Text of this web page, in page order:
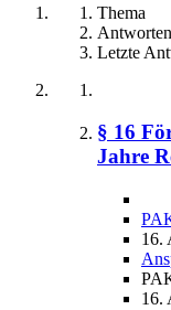
Thema
Antworten
Letzte
§ 16
Jahre
16.
16.